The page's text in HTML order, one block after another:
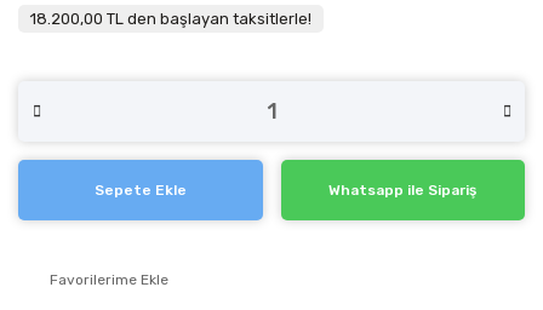
18.200,00 TL den başlayan taksitlerle!
Sepete Ekle Whatsapp ile Sipariş